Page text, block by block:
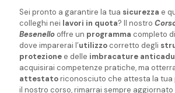
Sei pronto a garantire la tua sicurezza e
colleghi nei lavori in quota? Il nostro
Besenello offre un programma completo di
dove imparerai l’utilizzo corretto degli
protezione e delle imbracature
acquisirai competenze pratiche, ma
attestatoriconosciuto che attesta la tua
il nostro corso, rimarrai sempre